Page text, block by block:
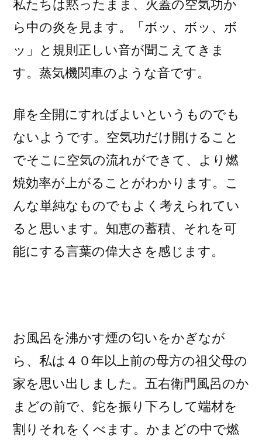
私たちは黙ったまま、火蓋の空気功か
ら中の炎を見ます。「ボッ、ボッ、ボ
ッ」と規則正しい音が聞こえてきま
す。蒸気機関車のような音です。
扉を全開にすればよいというものでも
ないようです。空気功だけ開けること
でそこに空気の流れができて、より燃
焼効率が上がることがわかります。こ
んな単純なものでもよく考えられてい
ると思います。知恵の蓄積、それを可
能にする言葉の偉大さを感じます。
お風呂を沸かす煙の匂いをかぎなが
ら、私は４０年以上前の母方の祖父母の
家を思い出しました。五右衛門風呂のか
まどの前で、鉈を振り下ろして端材を
割りそれをくべます。かまどの中で燃